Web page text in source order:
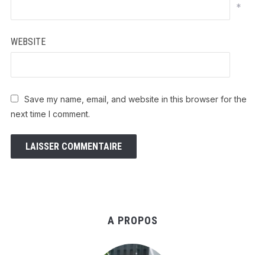
*
WEBSITE
Save my name, email, and website in this browser for the
next time I comment.
A PROPOS